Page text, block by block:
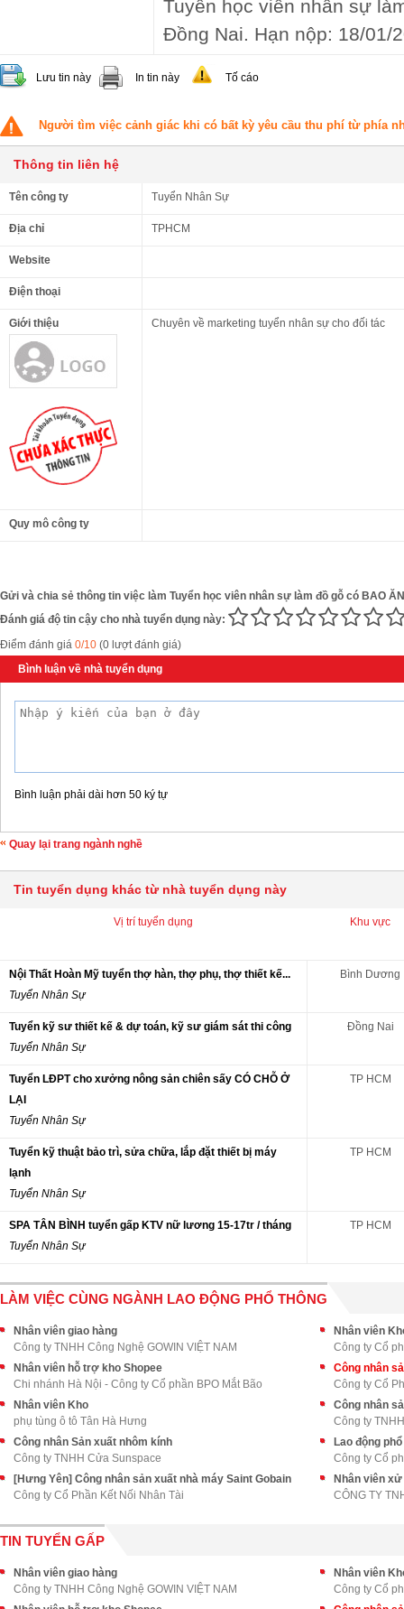
Tuyển học viên nhân sự
Đồng Nai. Hạn nộp: 18/01/
Lưu tin này In tin này Tố cáo
Người tìm việc cảnh giác khi có bất kỳ yêu cầu thu phí từ phía
Thông tin liên hệ
Tên công ty Tuyển Nhân Sự
Địa chỉ TPHCM
Website
Điện thoại
Giới thiệu Chuyên về marketing tuyển nhân sự cho đối tác
Quy mô công ty
Gửi và chia sẻ thông tin việc làm Tuyển học viên nhân sự làm đồ gỗ có BAO
Đánh giá độ tin cậy cho nhà tuyển dụng này:
Điểm đánh giá 0/10 (0 lượt đánh giá)
Bình luận về nhà tuyển dụng
Bình luận phải dài hơn 50 ký tự
Quay lại trang ngành nghề
Tin tuyển dụng khác từ nhà tuyển dụng này
Vị trí tuyển dụng Khu vực
Nội Thất Hoàn Mỹ tuyển thợ hàn, thợ phụ, thợ thiết kế...
Tuyển Nhân Sự
Bình Dương
Tuyển kỹ sư thiết kế & dự toán, kỹ sư giám sát thi công
Tuyển Nhân Sự
Đồng Nai
Tuyển LĐPT cho xưởng nông sản chiên sấy CÓ CHỖ Ở
LẠI
Tuyển Nhân Sự
TP HCM
Tuyển kỹ thuật bảo trì, sửa chữa, lắp đặt thiết bị máy
lạnh
Tuyển Nhân Sự
TP HCM
SPA TÂN BÌNH tuyển gấp KTV nữ lương 15-17tr / tháng
Tuyển Nhân Sự
TP HCM
LÀM VIỆC CÙNG NGÀNH LAO ĐỘNG PHỔ THÔNG
Nhân viên giao hàng
Công ty TNHH Công Nghệ GOWIN VIỆT NAM
Nhân viên
Công ty Cổ
Nhân viên hỗ trợ kho Shopee
Chi nhánh Hà Nội - Công ty Cổ phần BPO Mắt Bão
Công nhân
Công ty Cổ
Nhân viên Kho
phụ tùng ô tô Tân Hà Hưng
Công nhân
Công ty
Công nhân Sản xuất nhôm kính
Công ty TNHH Cửa Sunspace
Lao động
Công ty Cổ
[Hưng Yên] Công nhân sản xuất nhà máy Saint Gobain
Công ty Cổ Phần Kết Nối Nhân Tài
Nhân viên
CÔNG TY
TIN TUYỂN GẤP
Nhân viên giao hàng
Công ty TNHH Công Nghệ GOWIN VIỆT NAM
Nhân viên
Công ty Cổ